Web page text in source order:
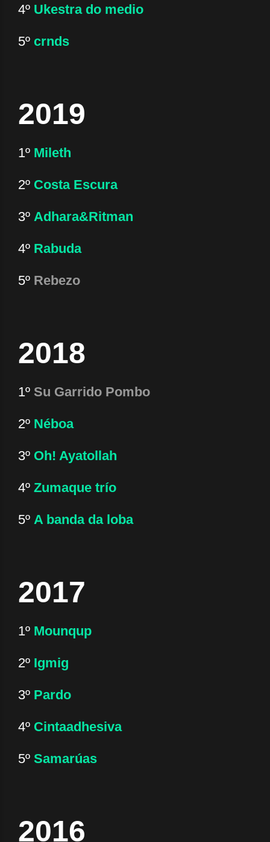
4º Ukestra do medio
5º crnds
2019
1º Mileth
2º Costa Escura
3º Adhara&Ritman
4º Rabuda
5º Rebezo
2018
1º Su Garrido Pombo
2º Néboa
3º Oh! Ayatollah
4º Zumaque trío
5º A banda da loba
2017
1º Mounqup
2º Igmig
3º Pardo
4º Cintaadhesiva
5º Samarúas
2016